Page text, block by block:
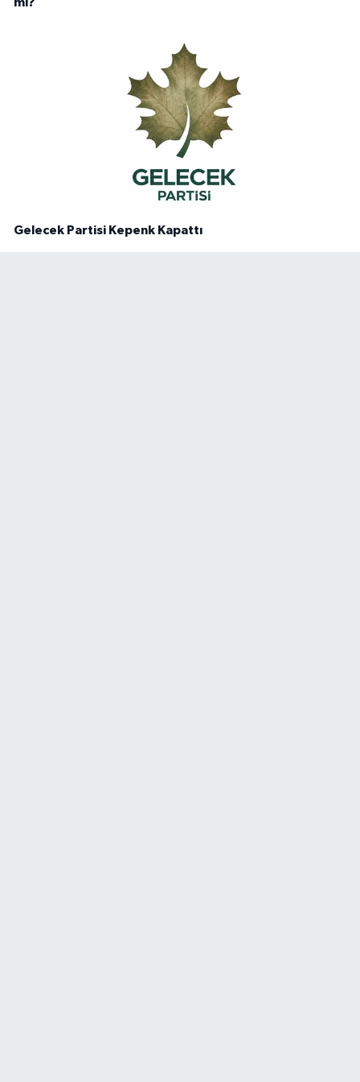
mi?
Gelecek Partisi Kepenk Kapattı